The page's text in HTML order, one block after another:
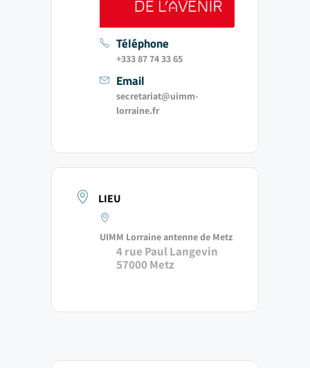
Téléphone
+333 87 74 33 65
Email
secretariat@uimm-
lorraine.fr
LIEU
UIMM Lorraine antenne de Metz
4 rue Paul Langevin
57000 Metz